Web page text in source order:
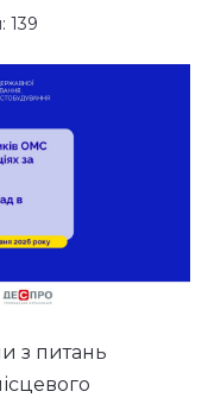
139
з питань